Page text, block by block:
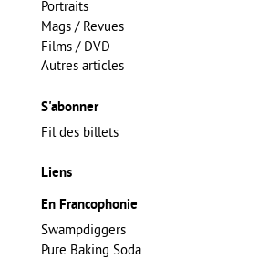
Portraits
Mags / Revues
Films / DVD
Autres articles
S'abonner
Fil des billets
Liens
En Francophonie
Swampdiggers
Pure Baking Soda